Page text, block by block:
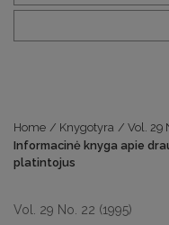
Home / Knygotyra / Vol. 29
Informacinė knyga apie
platintojus
Vol. 29 No. 22 (1995)